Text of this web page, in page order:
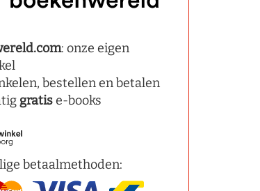
: onze eigen
bestellen en betalen
gratise-books
betaalmethoden: